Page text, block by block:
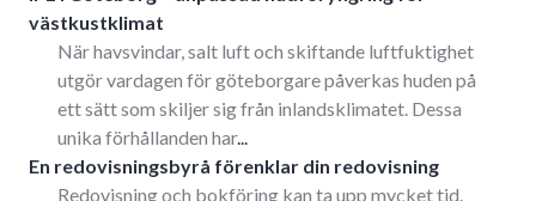
västkustklimat
När havsvindar, salt luft och skiftande luftfuktighet
utgör vardagen för göteborgare påverkas huden på
ett sätt som skiljer sig från inlandsklimatet. Dessa
unika förhållanden har...
En redovisningsbyrå förenklar din redovisning
Redovisning och bokföring kan ta upp mycket tid.